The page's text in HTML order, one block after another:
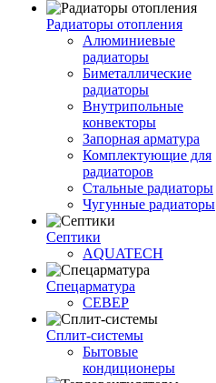
Радиаторы отопления
Алюминиевые
радиаторы
Биметаллические
радиаторы
Внутрипольные
конвекторы
Запорная арматура
Комплектующие для
радиаторов
Стальные радиаторы
Чугунные радиаторы
Септики
AQUATECH
Спецарматура
СЕВЕР
Сплит-системы
Бытовые
кондиционеры